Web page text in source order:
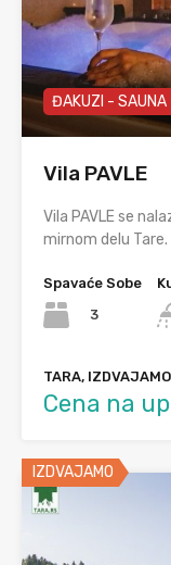
ĐAKUZI - SAUNA
Vila PAVLE
Vila PAVLE se
mirnom delu
Spavaće Sobe
3
TARA,
Cena na
IZDVAJAMO